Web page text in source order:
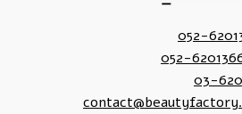
052-
052-
03-